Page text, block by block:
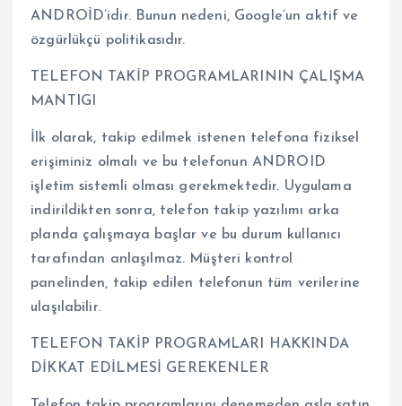
ANDROİD’idir. Bunun nedeni, Google’un aktif ve
özgürlükçü politikasıdır.
TELEFON TAKİP PROGRAMLARININ ÇALIŞMA
MANTIGI
İlk olarak, takip edilmek istenen telefona fiziksel
erişiminiz olmalı ve bu telefonun ANDROID
işletim sistemli olması gerekmektedir. Uygulama
indirildikten sonra, telefon takip yazılımı arka
planda çalışmaya başlar ve bu durum kullanıcı
tarafından anlaşılmaz. Müşteri kontrol
panelinden, takip edilen telefonun tüm verilerine
ulaşılabilir.
TELEFON TAKİP PROGRAMLARI HAKKINDA
DİKKAT EDİLMESİ GEREKENLER